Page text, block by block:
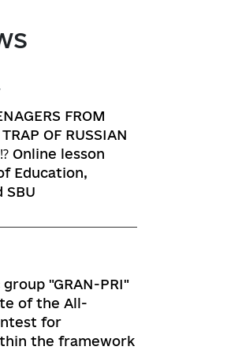
Regulatory
FROM
OF RUSSIAN
Online lesson
Education,
SBU
"GRAN-PRI"
of the All-
for
the framework